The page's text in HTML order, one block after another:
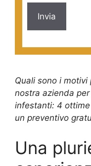
Quali sono i
nostra azienda per
infestanti: 4
un preventivo
Una